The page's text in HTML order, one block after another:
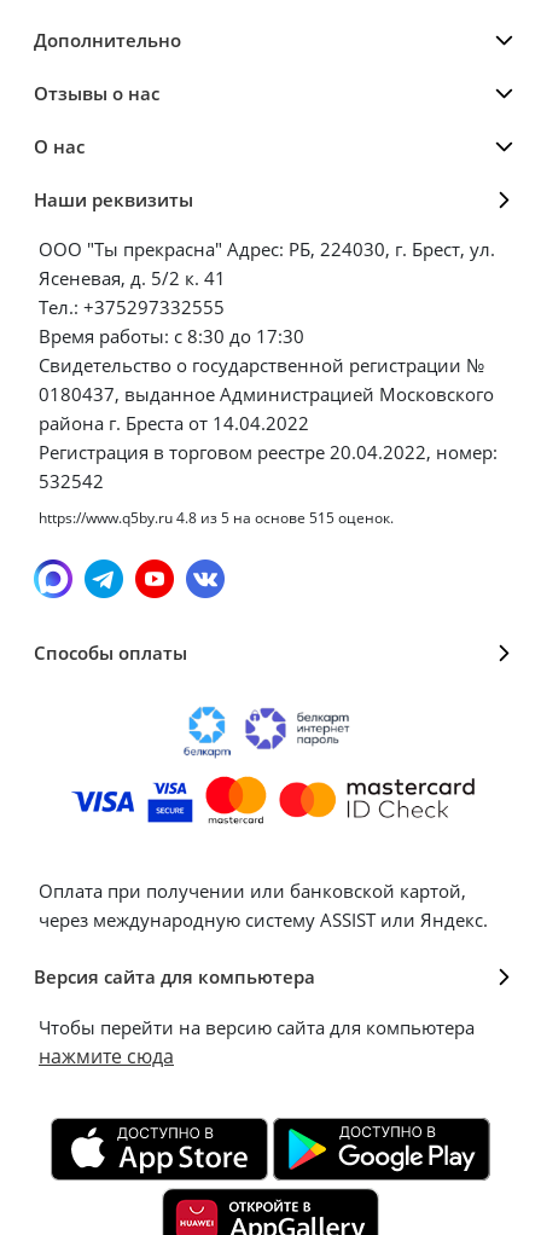
Дополнительно
Отзывы о нас
О нас
Наши реквизиты
ООО "Ты прекрасна" Адрес: РБ, 224030, г. Брест, ул.
Ясеневая, д. 5/2 к. 41
Тел.: +375297332555
Время работы: с 8:30 до 17:30
Свидетельство о государственной регистрации №
0180437, выданное Администрацией Московского
района г. Бреста от 14.04.2022
Регистрация в торговом реестре 20.04.2022, номер:
532542
https://www.q5by.ru4.8 из5 на основе 515оценок.
Способы оплаты
Оплата при получении или банковской картой,
через международную систему ASSIST или Яндекс.
Версия сайта для компьютера
Чтобы перейти на версию сайта для компьютера
нажмите сюда